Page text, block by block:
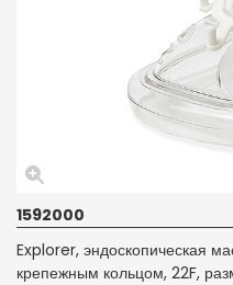
1592000
Explorer, эндоскопическая
крепежным кольцом, 22F,